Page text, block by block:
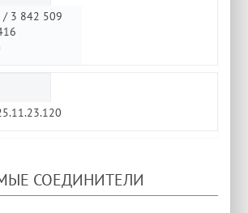
/ 3 842 509
СОЕДИНИТЕЛИ